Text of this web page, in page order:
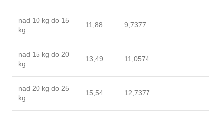
nad 10 kg do 15
kg
11,88 9,7377
nad 15 kg do 20
kg
13,49 11,0574
nad 20 kg do 25
kg
15,54 12,7377